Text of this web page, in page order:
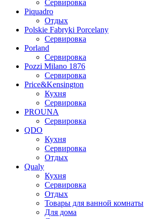
Сервировка
Piquadro
Отдых
Polskie Fabryki Porcelany
Сервировка
Porland
Сервировка
Pozzi Milano 1876
Сервировка
Price&Kensington
Кухня
Сервировка
PROUNA
Сервировка
QDO
Кухня
Сервировка
Отдых
Qualy
Кухня
Сервировка
Отдых
Товары для ванной комнаты
Для дома